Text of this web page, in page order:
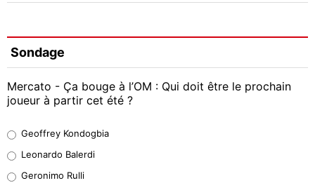
Sondage
Mercato - Ça bouge à l’OM : Qui doit être le prochain
joueur à partir cet été ?
38%
32%
Geoffrey Kondogbia
Leonardo Balerdi
Geronimo Rulli